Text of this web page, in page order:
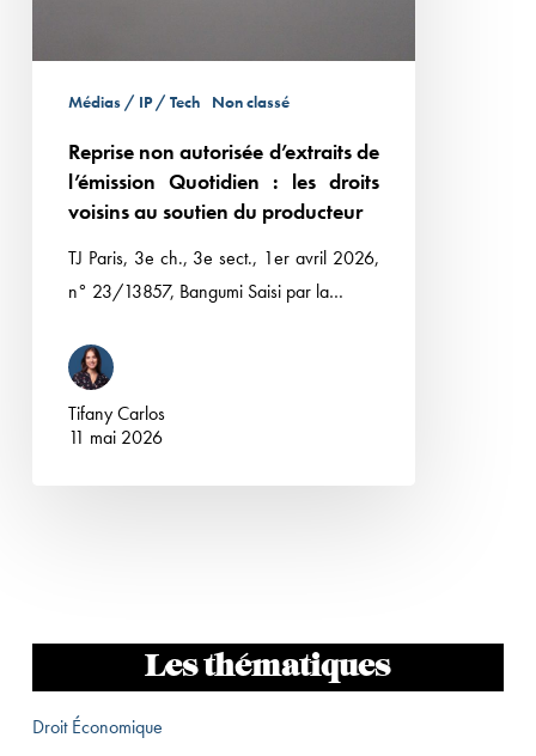
Médias / IP / Tech Non classé
Reprise non autorisée d’extraits de
l’émission Quotidien : les droits
voisins au soutien du producteur
TJ Paris, 3e ch., 3e sect., 1er avril 2026,
n° 23/13857, Bangumi Saisi par la…
Tifany Carlos
11 mai 2026
Les thématiques
Droit Économique